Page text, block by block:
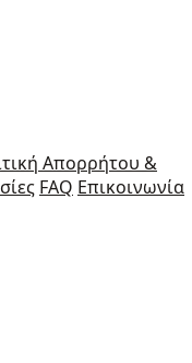
Απορρήτου &
FAQ Επικοινωνία